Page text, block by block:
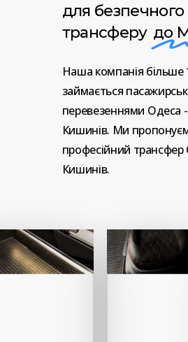
для безпечного
трансферу до
Наша компанія більше
займається
перевезеннями Одеса -
Кишинів. Ми
професійний трансфер
Кишинів.